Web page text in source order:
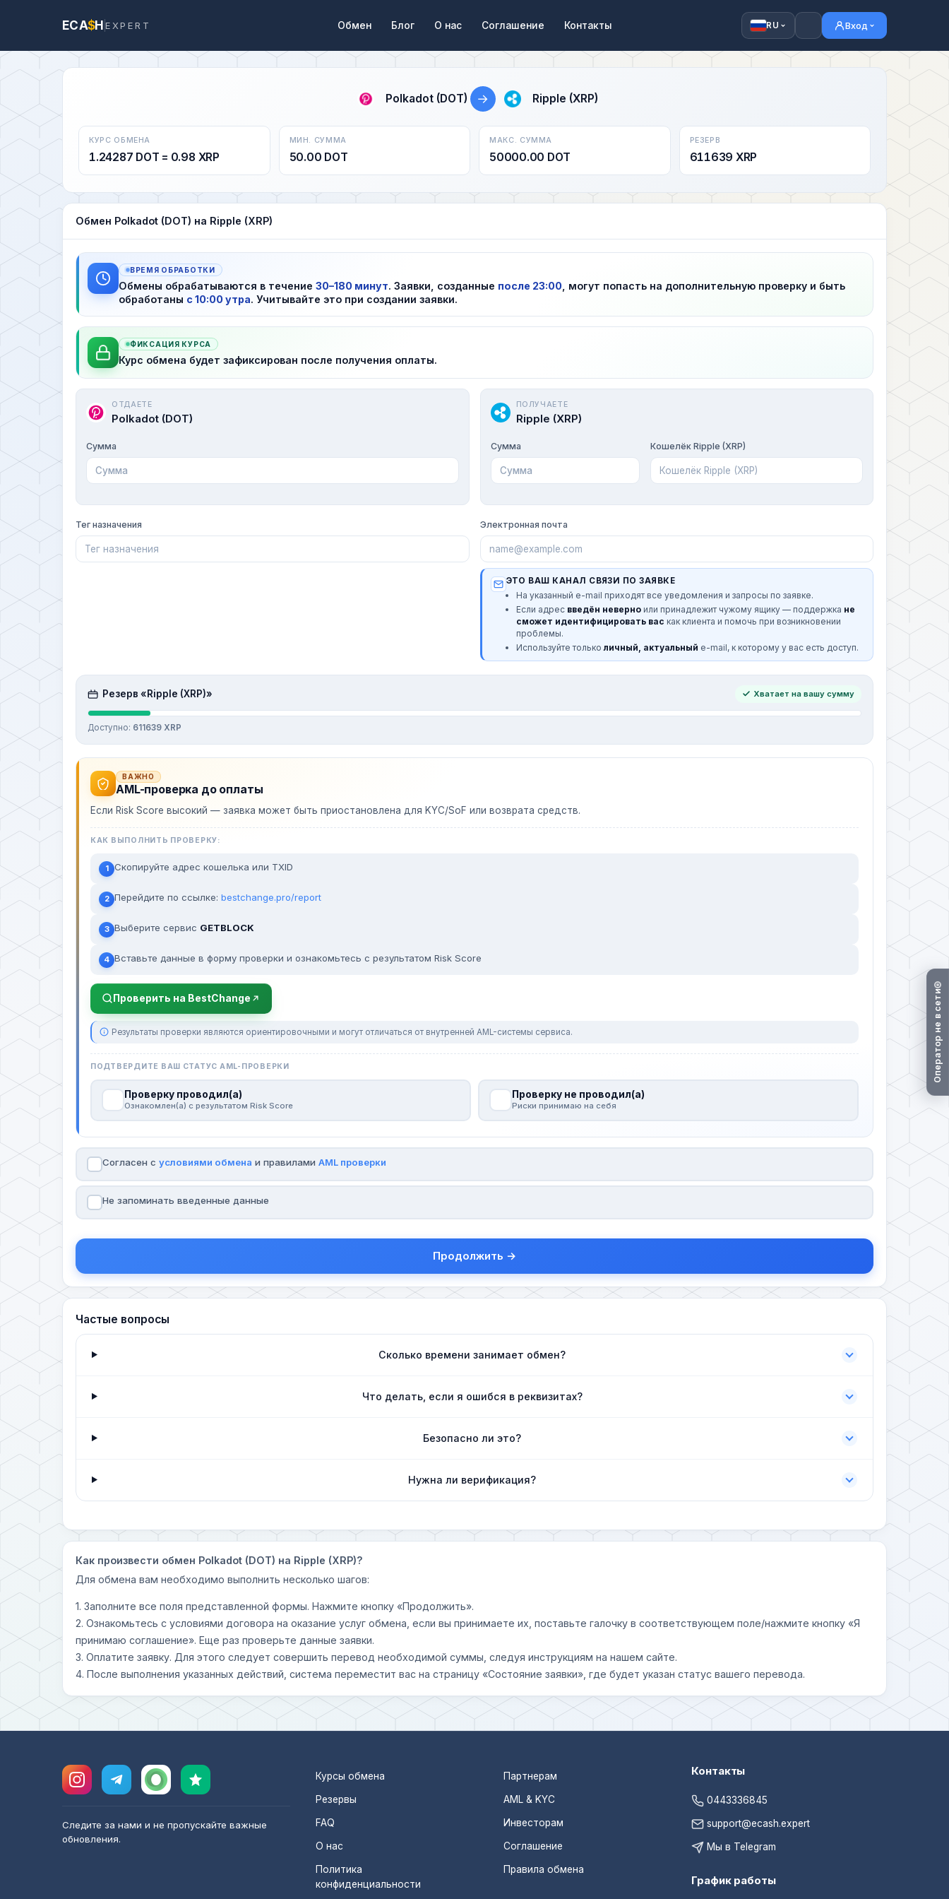
ECA$HEXPERT Обмен Блог О нас Соглашение Контакты RU Вход
Polkadot (DOT) → Ripple (XRP)
КУРС ОБМЕНА
1.24287 DOT = 0.98 XRP
МИН. СУММА
50.00 DOT
МАКС. СУММА
50000.00 DOT
РЕЗЕРВ
611639 XRP
Обмен Polkadot (DOT) на Ripple (XRP)
ВРЕМЯ ОБРАБОТКИ
Обмены обрабатываются в течение 30–180 минут. Заявки, созданные после 23:00 , могут попасть на дополнительную проверку и быть
обработаны с 10:00 утра. Учитывайте это при создании заявки.
ФИКСАЦИЯ КУРСА
Курс обмена будет зафиксирован после получения оплаты.
ОТДАЕТЕ
Polkadot (DOT)
Сумма
ПОЛУЧАЕТЕ
Ripple (XRP)
Сумма Кошелёк Ripple (XRP)
Тег назначения Электронная почта
ЭТО ВАШ КАНАЛ СВЯЗИ ПО ЗАЯВКЕ
На указанный e-mail приходят все уведомления и запросы по заявке.
Если адрес введён неверноили принадлежит чужому ящику — поддержка не
сможет идентифицировать вас как клиента и помочь при возникновении
проблемы.
Используйте только личный, актуальный e-mail, к которому у вас есть доступ.
Резерв «Ripple (XRP)» Хватает на вашу сумму
Доступно: 611639 XRP
ВАЖНО
AML-проверка до оплаты
Если Risk Score высокий — заявка может быть приостановлена для KYC/SoF или возврата средств.
КАК ВЫПОЛНИТЬ ПРОВЕРКУ:
1 Скопируйте адрес кошелька или TXID
2 Перейдите по ссылке: bestchange.pro/report
3 Выберите сервис GETBLOCK
4 Вставьте данные в форму проверки и ознакомьтесь с результатом Risk Score
Проверить на BestChange
Результаты проверки являются ориентировочными и могут отличаться от внутренней AML-системы сервиса.
ПОДТВЕРДИТЕ ВАШ СТАТУС AML-ПРОВЕРКИ
Проверку проводил(а)
Ознакомлен(а) с результатом Risk Score
Проверку не проводил(а)
Риски принимаю на себя
Согласен с условиями обмена и правилами AML проверки
Не запоминать введенные данные
Продолжить →
Частые вопросы
Сколько времени занимает обмен?
Что делать, если я ошибся в реквизитах?
Безопасно ли это?
Нужна ли верификация?
Как произвести обмен Polkadot (DOT) на Ripple (XRP)?
Для обмена вам необходимо выполнить несколько шагов:
1. Заполните все поля представленной формы. Нажмите кнопку «Продолжить».
2. Ознакомьтесь с условиями договора на оказание услуг обмена, если вы принимаете их, поставьте галочку в соответствующем поле/нажмите кнопку «Я
принимаю соглашение». Еще раз проверьте данные заявки.
3. Оплатите заявку. Для этого следует совершить перевод необходимой суммы, следуя инструкциям на нашем сайте.
4. После выполнения указанных действий, система переместит вас на страницу «Состояние заявки», где будет указан статус вашего перевода.
Следите за нами и не пропускайте важные
обновления.
Курсы обмена
Резервы
FAQ
О нас
Политика
конфиденциальности
Партнерам
AML & KYC
Инвесторам
Соглашение
Правила обмена
Контакты
0443336845
support@ecash.expert
Мы в Telegram
График работы
Оператор не в сети